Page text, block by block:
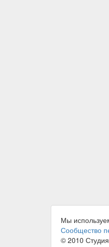
Мы
Сообщество
© 2010